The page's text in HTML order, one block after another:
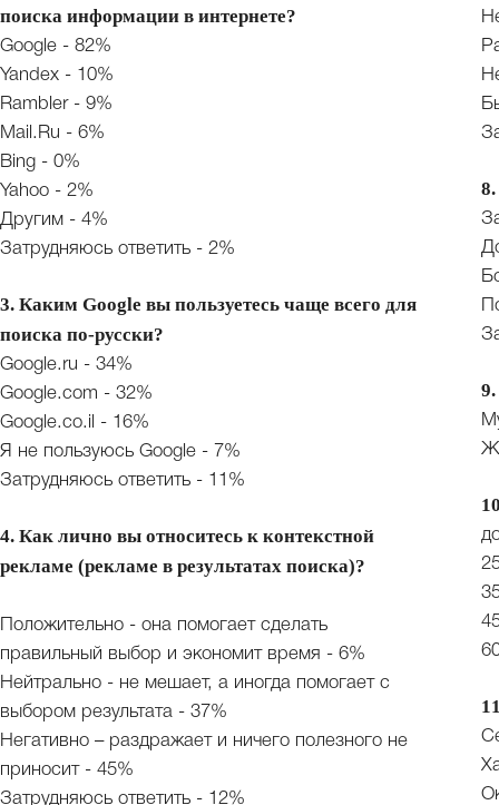
поиска информации в интернете?
Google - 82%
Yandex - 10%
Rambler - 9%
Mail.Ru - 6%
Bing - 0%
Yahoo - 2%
Другим - 4%
Затрудняюсь ответить - 2%
3. Каким Google вы пользуетесь чаще всего для
поиска по-русски?
Google.ru - 34%
Google.com - 32%
Google.co.il - 16%
Я не пользуюсь Google - 7%
Затрудняюсь ответить - 11%
4. Как лично вы относитесь к контекстной
рекламе (рекламе в результатах поиска)?
Положительно - она помогает сделать
правильный выбор и экономит время - 6%
Нейтрально - не мешает, а иногда помогает с
выбором результата - 37%
Негативно – раздражает и ничего полезного не
приносит - 45%
Затрудняюсь ответить - 12%